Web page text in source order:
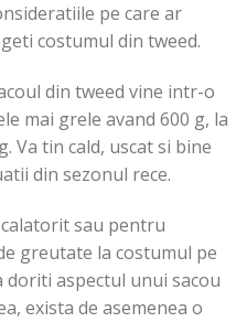
pe care ar
costumul din tweed.
din tweed vine intr-o
mai grele avand 600 g, la
Va tin cald, uscat si bine
din sezonul rece.
sau pentru
greutate la costumul pe
aspectul unui sacou
exista de asemenea o